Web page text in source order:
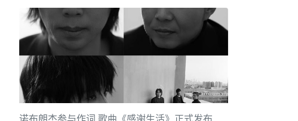
诺布朗杰参与作词 歌曲《感谢生活》正式发布